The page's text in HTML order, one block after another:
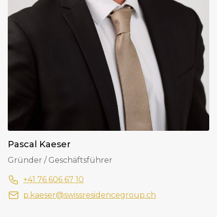
Pascal Kaeser
Gründer / Geschäftsführer
+41 76 606 67 10
p.kaeser@swissresidencegroup.ch